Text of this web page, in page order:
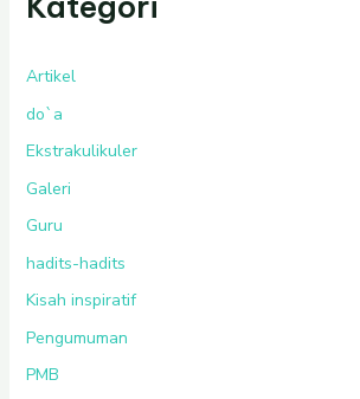
Artikel
do`a
Ekstrakulikuler
Galeri
Guru
hadits-hadits
Kisah inspiratif
Pengumuman
PMB